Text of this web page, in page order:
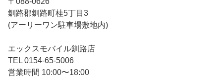
釧路郡釧路町桂5丁目3
(アーリーワン駐車場敷地内)
エックスモバイル釧路店
TEL 0154-65-5006
営業時間 10:00〜18:00